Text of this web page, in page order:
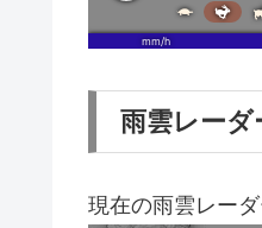
雨雲レーダ
現在の雨雲レー